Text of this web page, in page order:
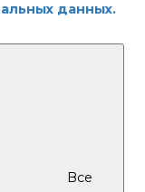
данных.
Все